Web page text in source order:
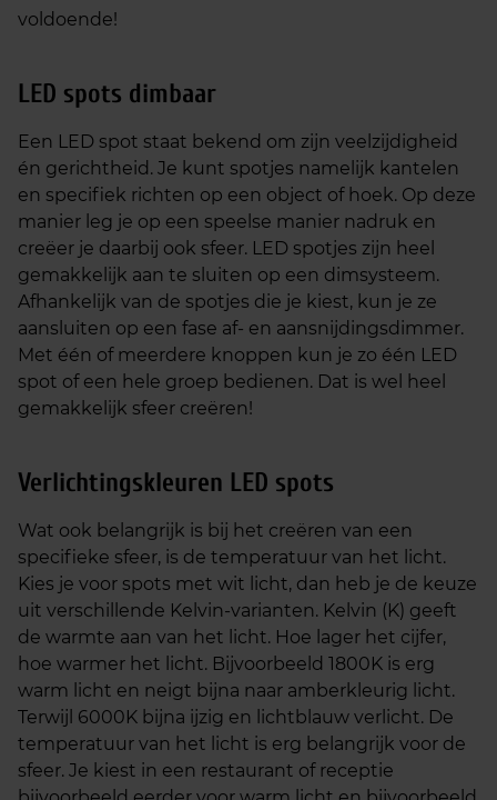
voldoende!
LED spots dimbaar
Een LED spot staat bekend om zijn veelzijdigheid
én gerichtheid. Je kunt spotjes namelijk kantelen
en specifiek richten op een object of hoek. Op deze
manier leg je op een speelse manier nadruk en
creëer je daarbij ook sfeer. LED spotjes zijn heel
gemakkelijk aan te sluiten op een dimsysteem.
Afhankelijk van de spotjes die je kiest, kun je ze
aansluiten op een fase af- en aansnijdingsdimmer.
Met één of meerdere knoppen kun je zo één LED
spot of een hele groep bedienen. Dat is wel heel
gemakkelijk sfeer creëren!
Verlichtingskleuren LED spots
Wat ook belangrijk is bij het creëren van een
specifieke sfeer, is de temperatuur van het licht.
Kies je voor spots met wit licht, dan heb je de keuze
uit verschillende Kelvin-varianten. Kelvin (K) geeft
de warmte aan van het licht. Hoe lager het cijfer,
hoe warmer het licht. Bijvoorbeeld 1800K is erg
warm licht en neigt bijna naar amberkleurig licht.
Terwijl 6000K bijna ijzig en lichtblauw verlicht. De
temperatuur van het licht is erg belangrijk voor de
sfeer. Je kiest in een restaurant of receptie